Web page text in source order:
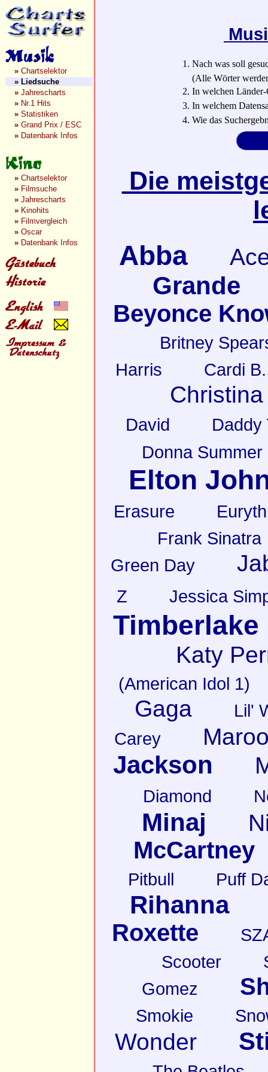
» Chartselektor
» Liedsuche
» Jahrescharts
» Nr.1 Hits
» Statistiken
» Grand Prix / ESC
» Datenbank Infos
» Chartselektor
» Filmsuche
» Jahrescharts
» Kinohits
» Filmvergleich
» Oscar
» Datenbank Infos
1. Nach was soll
(Alle Wörter
2. In welchen Länder-
3. In welchem
4. Wie das
Die
Abba
Grande
Beyonce
Britney
Harris
Cardi B.
David
Daddy
Donna Summer
Elton
Erasure
Frank Sinatra
Green Day
Z Jessica
Timberlake
Katy
(American Idol 1)
Gaga
Lil'
Carey
Jackson
Diamond
Minaj
McCartney
Pitbull Puff
Rihanna
Roxette
Scooter
Gomez
Smokie
Wonder